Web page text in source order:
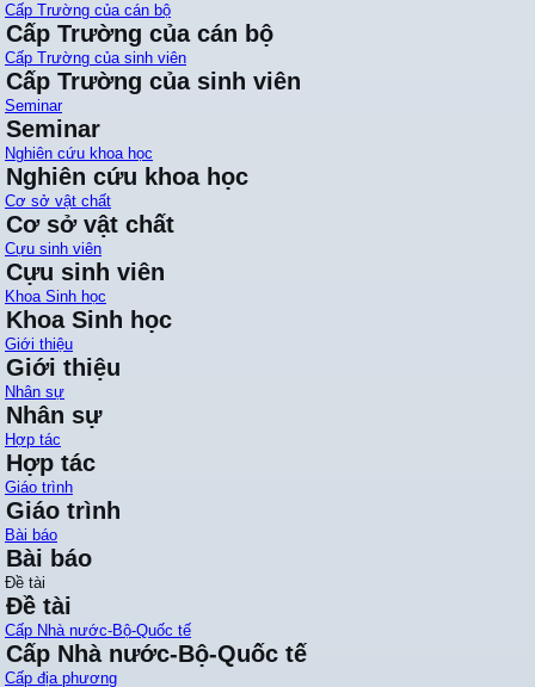
Cấp Trường của cán bộ
Cấp Trường của cán bộ
Cấp Trường của sinh viên
Cấp Trường của sinh viên
Seminar
Seminar
Nghiên cứu khoa học
Nghiên cứu khoa học
Cơ sở vật chất
Cơ sở vật chất
Cựu sinh viên
Cựu sinh viên
Khoa Sinh học
Khoa Sinh học
Giới thiệu
Giới thiệu
Nhân sự
Nhân sự
Hợp tác
Hợp tác
Giáo trình
Giáo trình
Bài báo
Bài báo
Đề tài
Đề tài
Cấp Nhà nước-Bộ-Quốc tế
Cấp Nhà nước-Bộ-Quốc tế
Cấp địa phương